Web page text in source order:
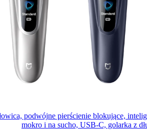
podwójne pierścienie blokujące,
mokro i na sucho, USB-C, golarka z